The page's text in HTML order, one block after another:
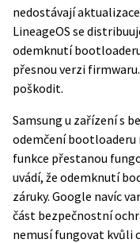
nedostávají
LineageOS se
odemknutí
přesnou verzi
poškodit.
Samsung u zařízení s
odemčení bootloaderu
funkce přestanou
uvádí, že odemknutí
záruky. Google navíc
část bezpečnostní
nemusí fungovat kvůli